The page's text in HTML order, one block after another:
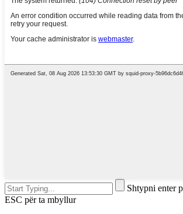
Shtypni enter
ESC për ta mbyllur